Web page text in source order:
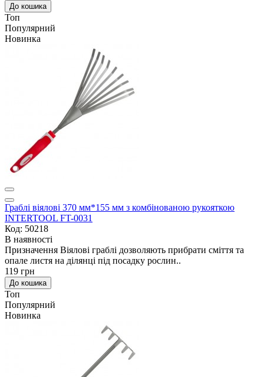
До кошика
Топ
Популярний
Новинка
Граблі віялові 370 мм*155 мм з комбінованою рукояткою
INTERTOOL FT-0031
Код: 50218
В наявності
Призначення Віялові граблі дозволяють прибрати сміття та
опале листя на ділянці під посадку рослин..
119 грн
До кошика
Топ
Популярний
Новинка